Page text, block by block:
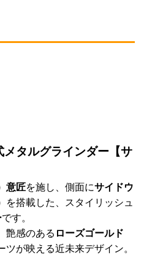
タルグラインダー【サ
意匠を施し、側面にサイドウ
を搭載した、スタイリッシュ
です。
艶感のある ローズゴールド
ツが映える近未来デザイン。